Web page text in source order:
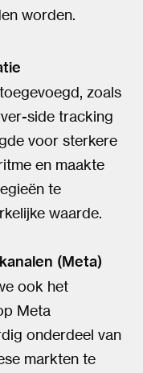
worden.
zoals
side tracking
voor sterkere
en maakte
te
waarde.
(Meta)
ook het
Meta
onderdeel van
markten te